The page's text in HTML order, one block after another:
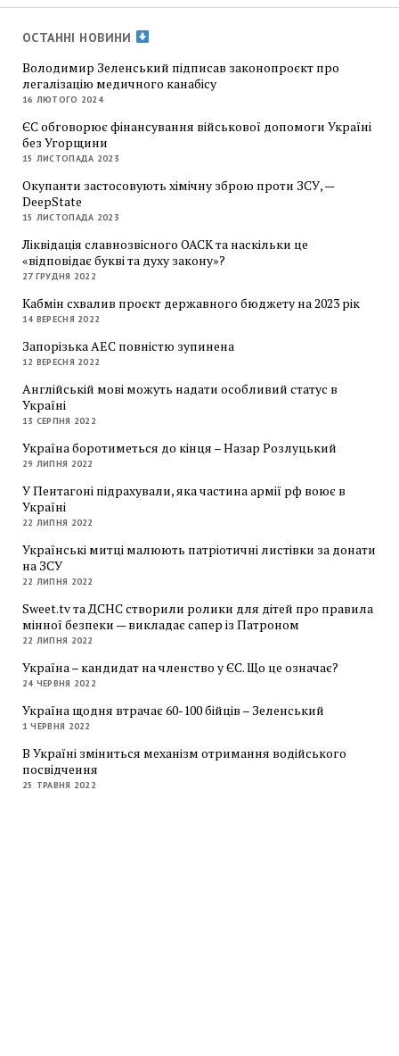
ОСТАННІ НОВИНИ
Володимир Зеленський підписав законопроєкт про
легалізацію медичного канабісу
16 ЛЮТОГО 2024
ЄС обговорює фінансування військової допомоги Україні
без Угорщини
15 ЛИСТОПАДА 2023
Окупанти застосовують хімічну зброю проти ЗСУ, —
DeepState
15 ЛИСТОПАДА 2023
Ліквідація славнозвісного ОАСК та наскільки це
«відповідає букві та духу закону»?
27 ГРУДНЯ 2022
Кабмін схвалив проєкт державного бюджету на 2023 рік
14 ВЕРЕСНЯ 2022
Запорізька АЕС повністю зупинена
12 ВЕРЕСНЯ 2022
Англійській мові можуть надати особливий статус в
Україні
13 СЕРПНЯ 2022
Україна боротиметься до кінця – Назар Розлуцький
29 ЛИПНЯ 2022
У Пентагоні підрахували, яка частина армії рф воює в
Україні
22 ЛИПНЯ 2022
Українські митці малюють патріотичні листівки за донати
на ЗСУ
22 ЛИПНЯ 2022
Sweet.tv та ДСНС створили ролики для дітей про правила
мінної безпеки — викладає сапер із Патроном
22 ЛИПНЯ 2022
Україна – кандидат на членство у ЄС. Що це означає?
24 ЧЕРВНЯ 2022
Україна щодня втрачає 60-100 бійців – Зеленський
1 ЧЕРВНЯ 2022
В Україні зміниться механізм отримання водійського
посвідчення
25 ТРАВНЯ 2022